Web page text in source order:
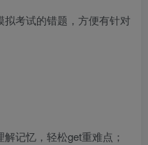
考试的错题，方便有针对
记忆，轻松get重难点；